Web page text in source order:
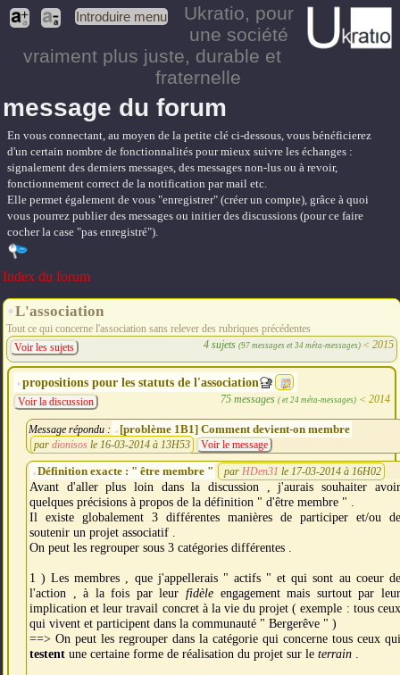
Introduire menu Ukratio, pour
une société
vraiment plus juste, durable et
fraternelle
message du forum
En vous connectant, au moyen de la petite clé ci-dessous, vous bénéficierez
d'un certain nombre de fonctionnalités pour mieux suivre les échanges :
signalement des derniers messages, des messages non-lus ou à revoir,
fonctionnement correct de la notification par mail etc.
Elle permet également de vous "enregistrer" (créer un compte), grâce à quoi
vous pourrez publier des messages ou initier des discussions (pour ce faire
cocher la case "pas enregistré").
Index du forum
L'association
Tout ce qui concerne l'association sans relever des rubriques précédentes
4 sujets (97 messages et 34 méta-messages) < 2015
Voir les sujets
propositions pour les statuts de l'association
75 messages ( et 24 méta-messages)< 2014
Voir la discussion
Message répondu : [problème 1B1] Comment devient-on membre
par dionisos le 16-03-2014 à 13H53 Voir le message
Définition exacte : " être membre " par HDen31 le 17-03-2014 à 16H02
Avant d'aller plus loin dans la discussion , j'aurais souhaiter avoir
quelques précisions à propos de la définition " d'être membre " .
Il existe globalement 3 différentes manières de participer et/ou de
soutenir un projet associatif .
On peut les regrouper sous 3 catégories différentes .
1 ) Les membres , que j'appellerais " actifs " et qui sont au coeur de
l'action , à la fois par leur fidèleengagement mais surtout par leur
implication et leur travail concret à la vie du projet ( exemple : tous ceux
qui vivent et participent dans la communauté " Bergerêve " )
==> On peut les regrouper dans la catégorie qui concerne tous ceux qui
testent une certaine forme de réalisation du projet sur le terrain